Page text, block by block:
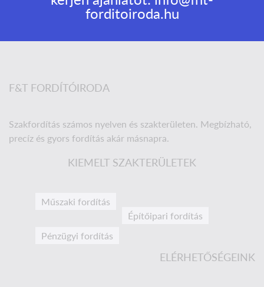
forditoiroda.hu
F&T FORDÍTÓIRODA
Szakfordítás számos nyelven és szakterületen. Megbízható,
precíz és gyors fordítás akár másnapra.
KIEMELT SZAKTERÜLETEK
Műszaki fordítás
Építőipari fordítás
Pénzügyi fordítás
ELÉRHETŐSÉGEINK